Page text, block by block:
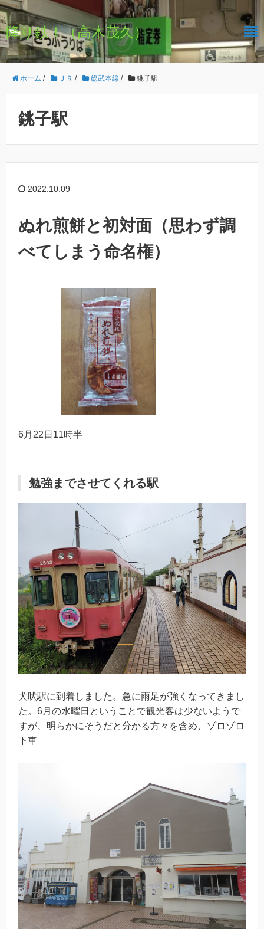
降り鉄！（高木茂久）
ホーム / ＪＲ / 総武本線 / 銚子駅
銚子駅
2022.10.09
ぬれ煎餅と初対面（思わず調
べてしまう命名権）
6月22日11時半
勉強までさせてくれる駅
犬吠駅に到着しました。急に雨足が強くなってきまし
た。6月の水曜日ということで観光客は少ないようで
すが、明らかにそうだと分かる方々を含め、ゾロゾロ
下車